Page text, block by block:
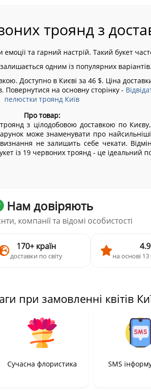
троянд з
та гарний настрій. Такий букет
одним із популярних варіантів.
Доступно в Києві за 46 $. Ціна
Повернутися на основну сторінку -
пелюстки троянд Київ
Про товар:
троянд з цілодобовою доставкою по
може знаменувати про
не залишить себе чекати.
із 19 червоних троянд - це ідеальний
Нам довіряють
компанії та відомі особистості
170+ країн
доставки по світу на основі 13
при замовленні квітів
Сучасна флористика SMS